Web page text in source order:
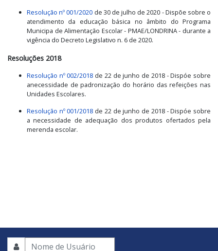
Resolução nº 001/2020 de 30 de julho de 2020 - Dispõe sobre o
atendimento da educação básica no âmbito do Programa
Municipa de Alimentação Escolar - PMAE/LONDRINA - durante a
vigência do Decreto Legislativo n. 6 de 2020.
Resoluções 2018
Resolução nº 002/2018 de 22 de junho de 2018 - Dispóe sobre
anecessidade de padronização do horário das refeições nas
Unidades Escolares.
Resolução nº 001/2018 de 22 de junho de 2018 - Dispóe sobre
a necessidade de adequação dos produtos ofertados pela
merenda escolar.